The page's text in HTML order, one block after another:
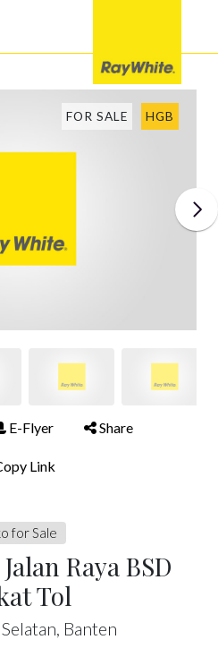
FOR SALE HGB
E-Flyer Share
Link
for Sale
Raya BSD
Tol
Banten